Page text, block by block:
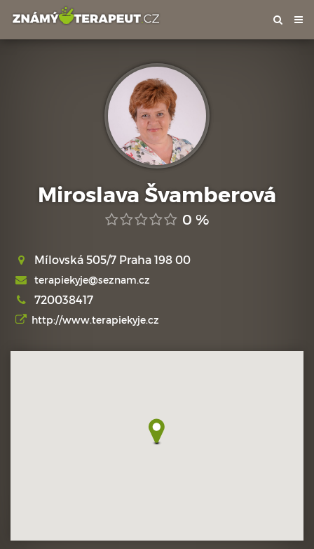
Miroslava Švamberová
0 %
Mílovská 505/7 Praha 198 00
terapiekyje@seznam.cz
720038417
http://www.terapiekyje.cz